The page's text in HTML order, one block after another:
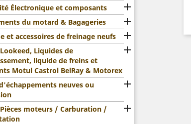
Électronique et composants 
du motard & Bagageries 
et accessoires de freinage neufs 
Liquides de
liquide de freins et
Motul Castrol BelRay & Motorex

neuves ou

moteurs / Carburation /
